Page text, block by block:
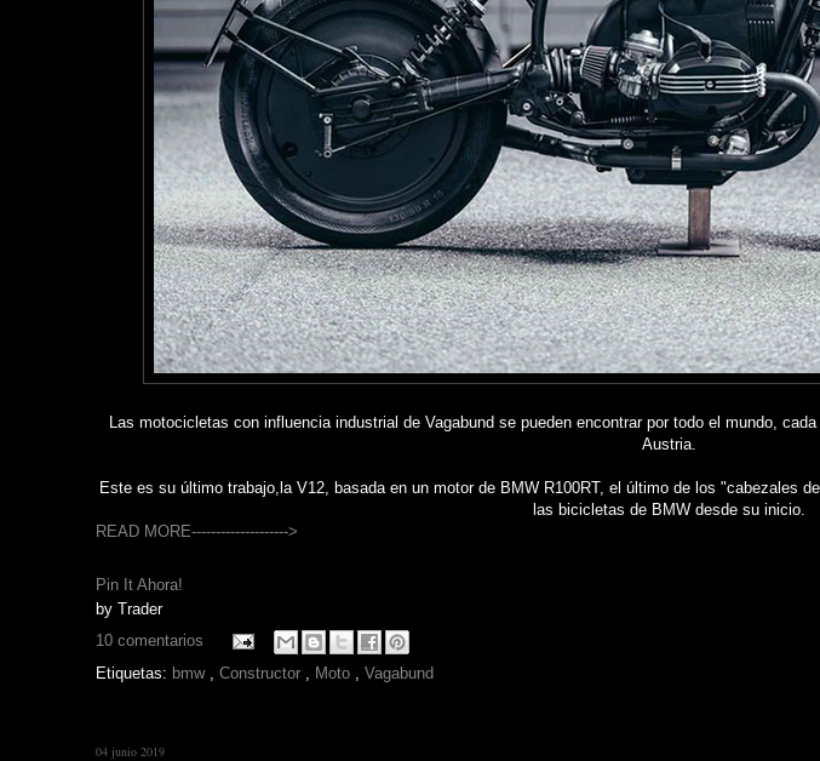
Las motocicletas con influencia industrial de Vagabund se pueden encontrar por todo el mundo,
Austria.
Este es su último trabajo,la V12, basada en un motor de BMW R100RT, el último de los "cabezales
las bicicletas de BMW desde su inicio.
READ MORE-------------------->
Pin It Ahora!
by Trader
10 comentarios
Etiquetas: bmw Constructor Moto Vagabund
04 junio 2019